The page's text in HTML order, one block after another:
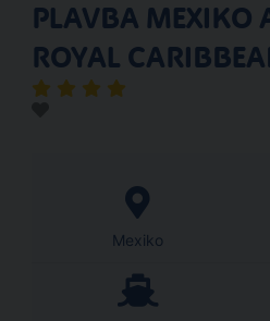
PLAVBA MEXIKO
ROYAL
Mexiko